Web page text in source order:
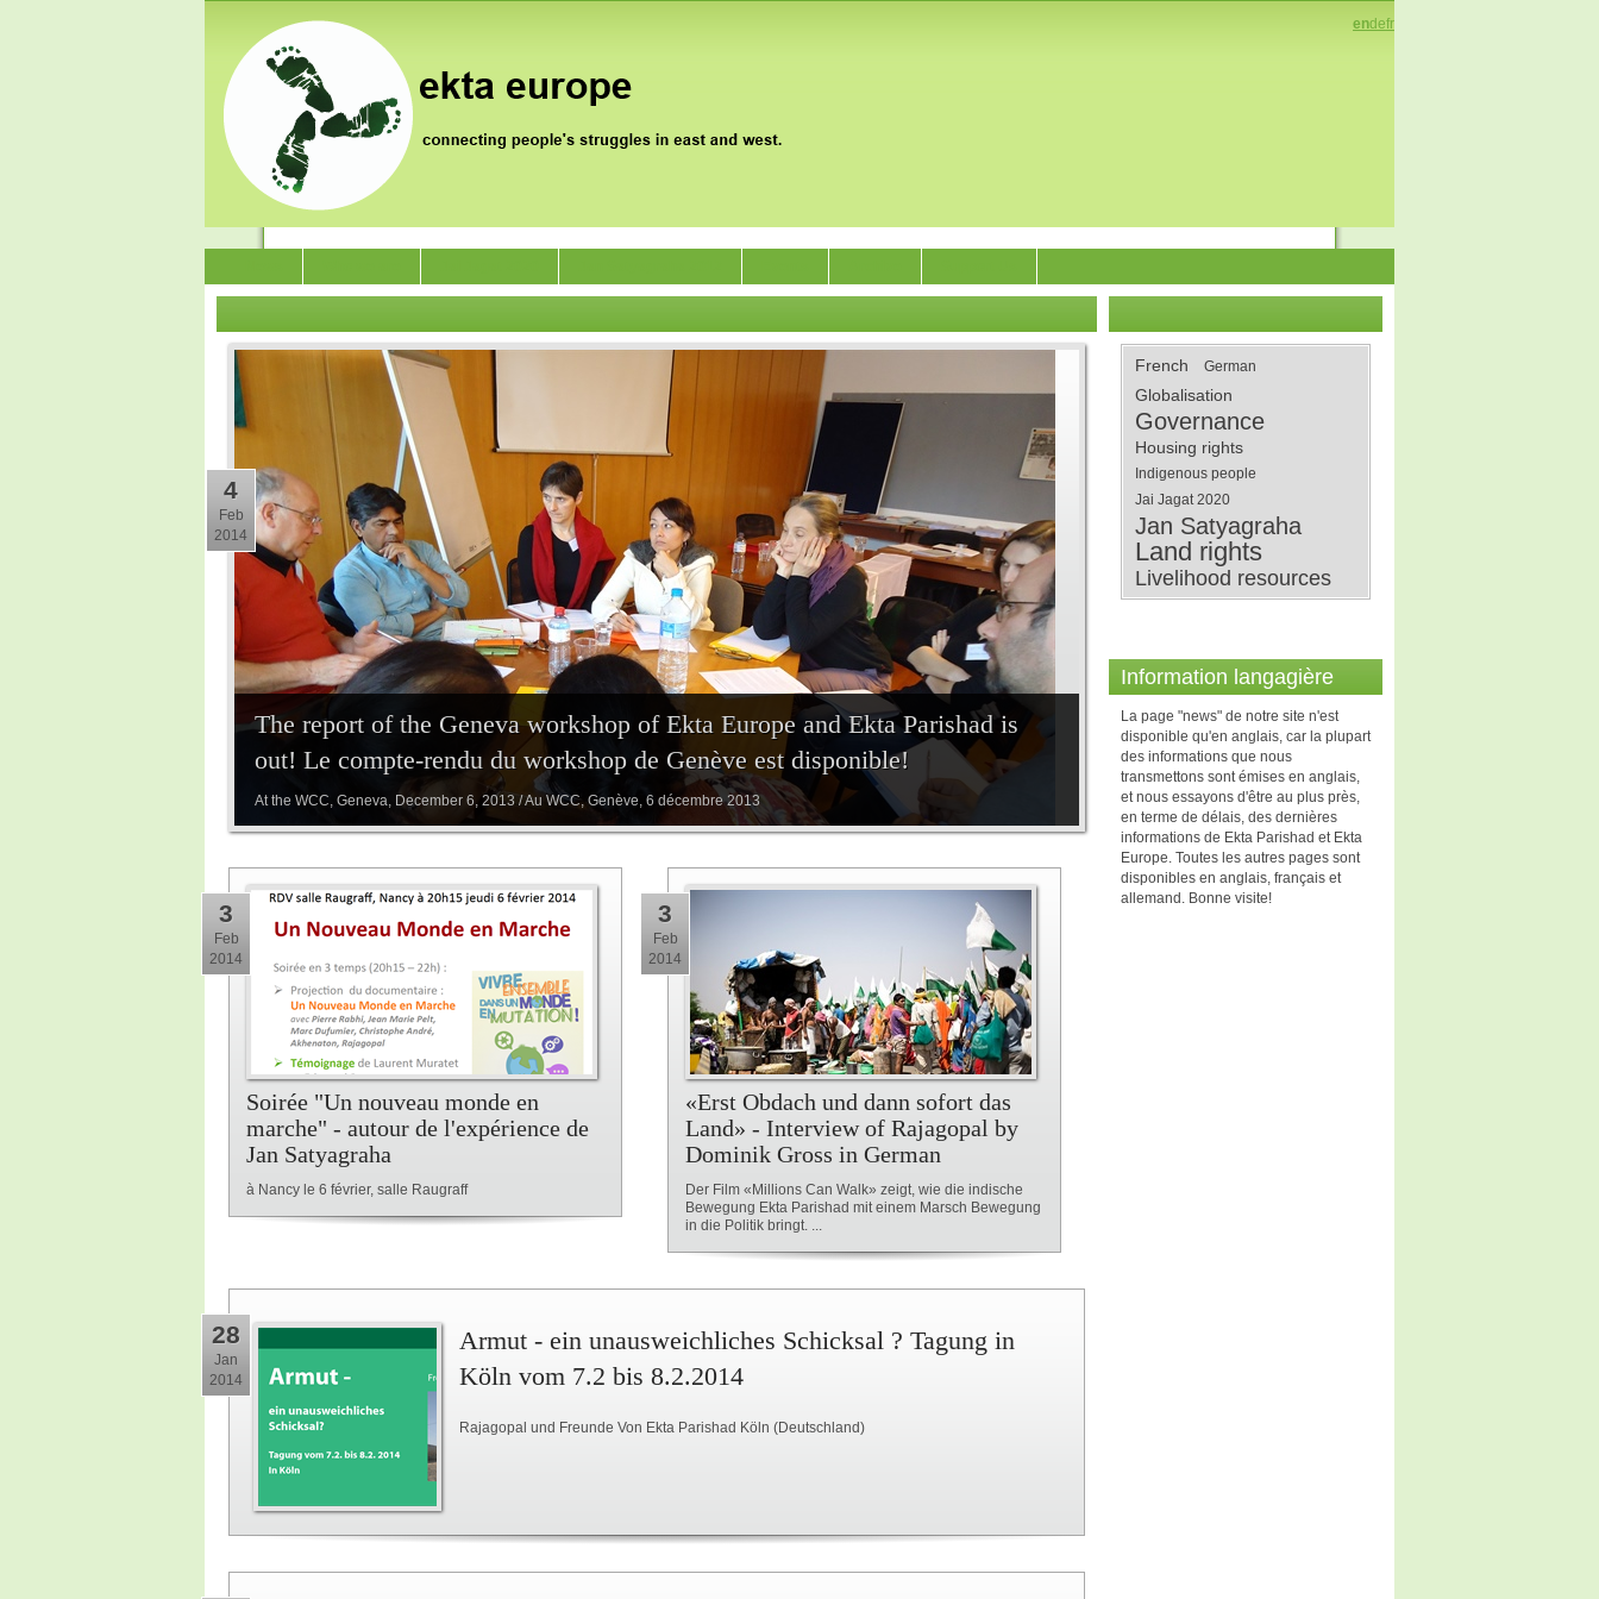
endefr
The report of the Geneva workshop of Ekta Europe and Ekta Parishad is
out! Le compte-rendu du workshop de Genève est disponible!
At the WCC, Geneva, December 6, 2013 / Au WCC, Genève, 6 décembre 2013
4
Feb
2014
Soirée "Un nouveau monde en
marche" - autour de l'expérience de
Jan Satyagraha
à Nancy le 6 février, salle Raugraff
3
Feb
2014
«Erst Obdach und dann sofort das
Land» - Interview of Rajagopal by
Dominik Gross in German
Der Film «Millions Can Walk» zeigt, wie die indische
Bewegung Ekta Parishad mit einem Marsch Bewegung
in die Politik bringt. ...
3
Feb
2014
28
Jan
2014
Armut - ein unausweichliches Schicksal ? Tagung in
Köln vom 7.2 bis 8.2.2014
Rajagopal und Freunde Von Ekta Parishad Köln (Deutschland)
French German
Globalisation
Governance
Housing rights
Indigenous people
Jai Jagat 2020
Jan Satyagraha
Land rights
Livelihood resources
Information langagière
La page "news" de notre site n'est
disponible qu'en anglais, car la plupart
des informations que nous
transmettons sont émises en anglais,
et nous essayons d'être au plus près,
en terme de délais, des dernières
informations de Ekta Parishad et Ekta
Europe. Toutes les autres pages sont
disponibles en anglais, français et
allemand. Bonne visite!